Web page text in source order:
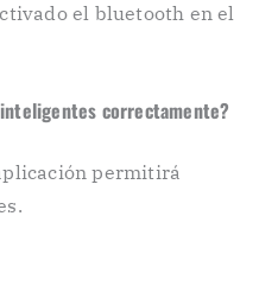
el bluetooth en el
correctamente?
permitirá